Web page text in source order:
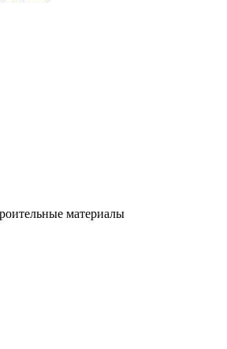
материалы